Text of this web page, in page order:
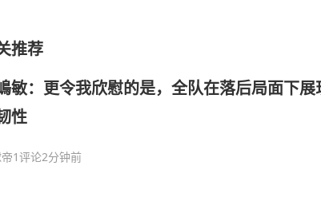
推荐
敏：更令我欣慰的是，全队在落后局面下展
性
1评论2分钟前